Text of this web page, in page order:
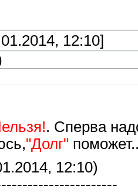
12:10]
. Сперва
"Долг"
12:10)